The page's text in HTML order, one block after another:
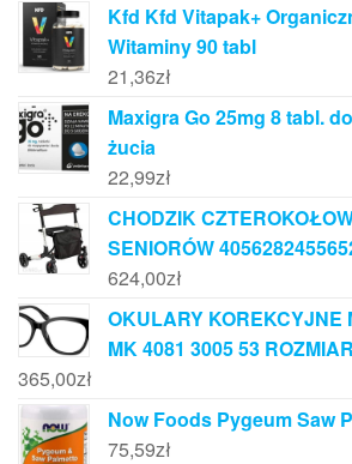
Kfd Kfd Vitapak+
Witaminy 90 tabl
21,36zł
Maxigra Go 25mg 8 tabl.
żucia
22,99zł
CHODZIK
SENIORÓW
624,00zł
OKULARY KOREKCYJNE
MK 4081 3005 53
365,00zł
Now Foods Pygeum Saw
75,59zł